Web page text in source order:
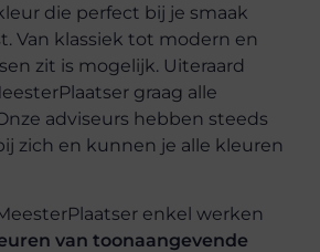
die perfect bij je smaak
Van klassiek tot modern en
zit is mogelijk. Uiteraard
graag alle
adviseurs hebben steeds
zich en kunnen je alle kleuren
enkel werken
van toonaangevende